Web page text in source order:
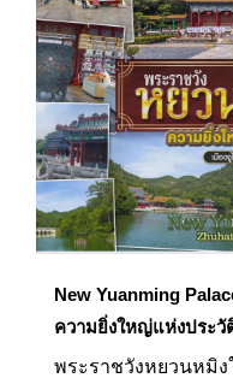
New Yuanming
ความยิ่งใหญ่แห่งประ
จีน
พระราชวังหยวนหมิง